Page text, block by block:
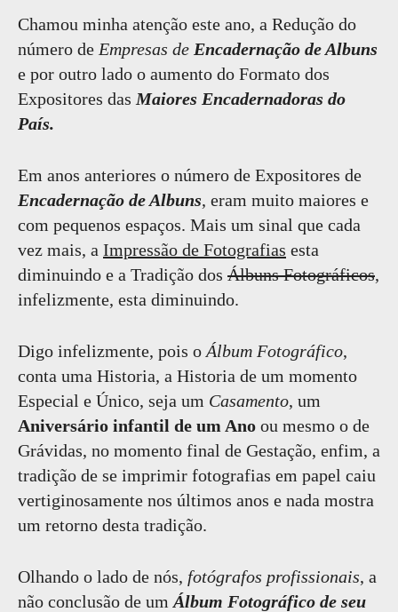
Chamou minha atenção este ano, a Redução do
número de Empresas de Encadernação de Albuns
e por outro lado o aumento do Formato dos
Expositores das Maiores Encadernadoras do
País.
Em anos anteriores o número de Expositores de
Encadernação de Albuns, eram muito maiores e
com pequenos espaços. Mais um sinal que cada
vez mais, a Impressão de Fotografias esta
diminuindo e a Tradição dos Álbuns Fotográficos,
infelizmente, esta diminuindo.
Digo infelizmente, pois o Álbum Fotográfico,
conta uma Historia, a Historia de um momento
Especial e Único, seja um Casamento, um
Aniversário infantil de um Ano ou mesmo o de
Grávidas, no momento final de Gestação, enfim, a
tradição de se imprimir fotografias em papel caiu
vertiginosamente nos últimos anos e nada mostra
um retorno desta tradição.
Olhando o lado de nós, fotógrafos profissionais, a
não conclusão de um Álbum Fotográfico de seu